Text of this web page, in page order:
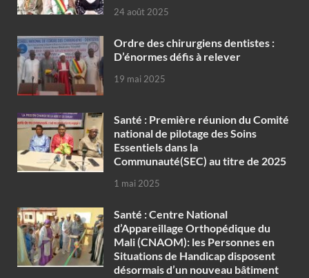
24 août 2025
Ordre des chirurgiens dentistes :
D’énormes défis à relever
19 mai 2025
Santé : Première réunion du Comité
national de pilotage des Soins
Essentiels dans la
Communauté(SEC) au titre de 2025
1 mai 2025
Santé : Centre National
d’Appareillage Orthopédique du
Mali (CNAOM): les Personnes en
Situations de Handicap disposent
désormais d’un nouveau bâtiment